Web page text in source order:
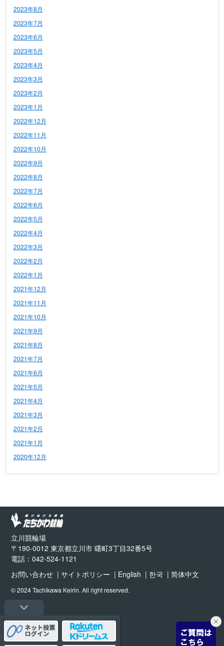
2023年8月
2023年7月
2023年6月
2023年5月
2023年4月
2023年3月
2023年2月
2023年1月
2022年12月
2022年11月
2022年10月
2022年9月
2022年8月
2022年7月
2022年6月
2022年5月
2022年4月
2022年3月
2022年2月
2022年1月
2021年12月
2021年11月
2021年10月
2021年9月
2021年8月
2021年7月
2021年6月
2021年5月
2021年4月
2021年3月
2021年2月
2021年1月
2020年12月
立川競輪場
〒190-0012 東京都立川市 曙町3丁目32番5号
電話：042-524-1121
お問い合わせ
サイトポリシー English 한국 简体中文
© 2024 Tachikawa Keirin. All right reserved.